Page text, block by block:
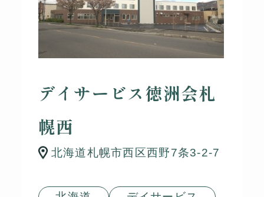
デイサービス徳洲会札
幌西
北海道札幌市西区西野7条3-2-7